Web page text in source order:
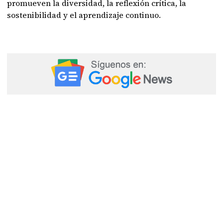
promueven la diversidad, la reflexión crítica, la
sostenibilidad y el aprendizaje continuo.